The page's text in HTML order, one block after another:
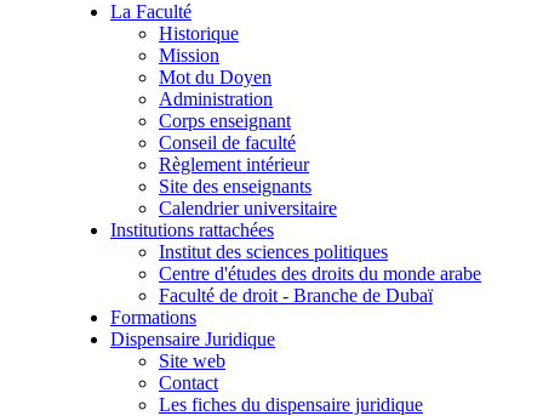
La Faculté
Historique
Mission
Mot du Doyen
Administration
Corps enseignant
Conseil de faculté
Règlement intérieur
Site des enseignants
Calendrier universitaire
Institutions rattachées
Institut des sciences politiques
Centre d'études des droits du monde arabe
Faculté de droit - Branche de Dubaï
Formations
Dispensaire Juridique
Site web
Contact
Les fiches du dispensaire juridique